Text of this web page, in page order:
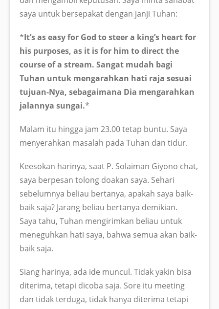
saya untuk bersepakat dengan janji Tuhan:
*It’s as easy for God to steer a king’s heart for
his purposes, as it is for him to direct the
course of a stream. Sangat mudah bagi
Tuhan untuk mengarahkan hati raja sesuai
tujuan-Nya, sebagaimana Dia mengarahkan
jalannya sungai.*
Malam itu hingga jam 23.00 tetap buntu. Saya
menyerahkan masalah pada Tuhan dan tidur.
Keesokan harinya, saat P. Solaiman Giyono chat,
saya berpesan tolong doakan saya. Sehari
sebelumnya beliau bertanya, apakah saya baik-
baik saja? Jarang beliau bertanya demikian.
Saya tahu, Tuhan mengirimkan beliau untuk
meneguhkan hati saya, bahwa semua akan baik-
baik saja.
Siang harinya, ada ide muncul. Tidak yakin bisa
diterima, tetapi dicoba saja. Sore itu meeting
dan tidak terduga, tidak hanya diterima tetapi